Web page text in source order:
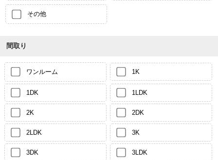
その他
間取り
ワンルーム 1K
1DK 1LDK
2K 2DK
2LDK 3K
3DK 3LDK